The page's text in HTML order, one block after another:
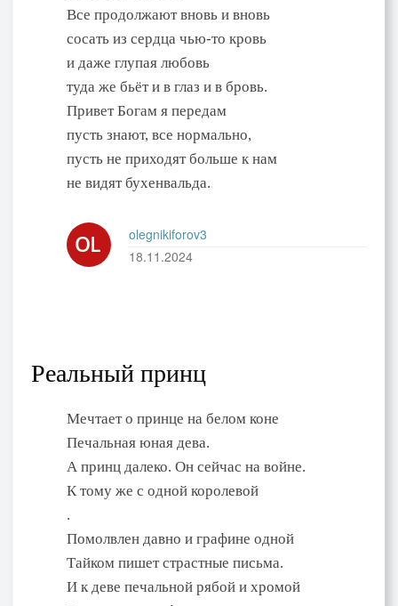
Все продолжают вновь и вновь
сосать из сердца чью-то кровь
и даже глупая любовь
туда же бьёт и в глаз и в бровь.
Привет Богам я передам
пусть знают, все нормально,
пусть не приходят больше к нам
не видят бухенвальда.
olegnikiforov3
18.11.2024
Реальный принц
Мечтает о принце на белом коне
Печальная юная дева.
А принц далеко. Он сейчас на войне.
К тому же с одной королевой
.
Помолвлен давно и графине одной
Тайком пишет страстные письма.
И к деве печальной рябой и хромой